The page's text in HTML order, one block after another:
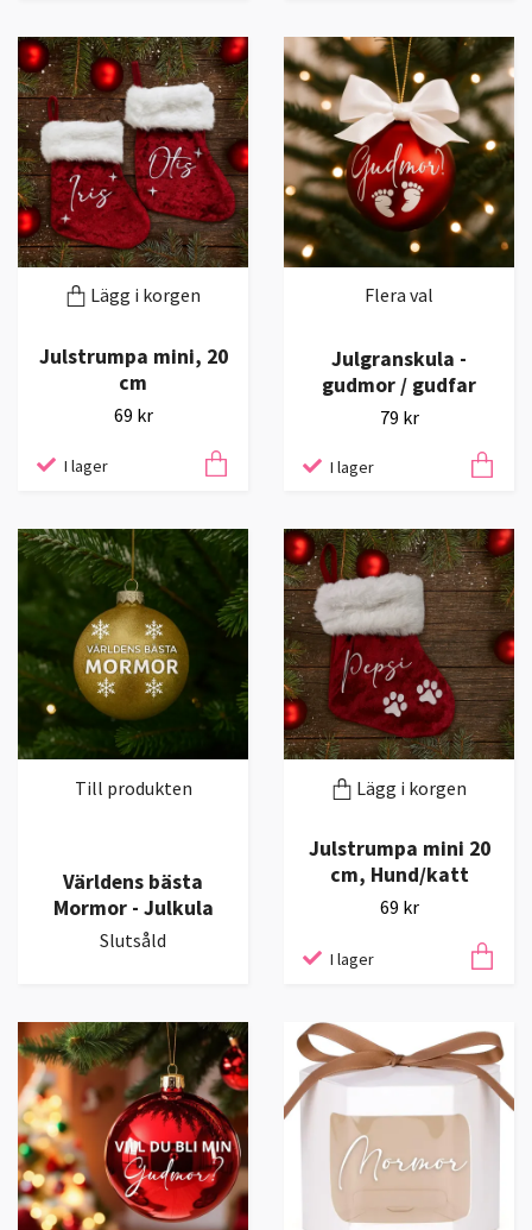
Lägg i korgen
Julstrumpa mini, 20
cm
69 kr
I lager
Flera val
Julgranskula -
gudmor / gudfar
79 kr
I lager
Till produkten
Världens bästa
Mormor - Julkula
Slutsåld
Lägg i korgen
Julstrumpa mini 20
cm, Hund/katt
69 kr
I lager